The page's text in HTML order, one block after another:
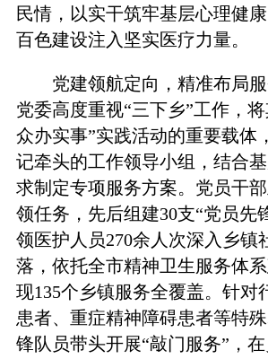
民情，以实干筑牢基层心理健
百色建设注入坚实医疗力量。
党建领航定向，精准布局
党委高度重视“三下乡”工作，
众办实事”实践活动的重要载体
记牵头的工作领导小组，结合
求制定专项服务方案。党员干部
领任务，先后组建30支“党员先
领医护人员270余人次深入乡镇
落，依托全市精神卫生服务体
现135个乡镇服务全覆盖。针对
患者、重症精神障碍患者等特
锋队员带头开展“敲门服务”，